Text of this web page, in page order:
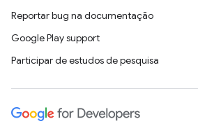
Reportar bug na documentação
Google Play support
Participar de estudos de pesquisa